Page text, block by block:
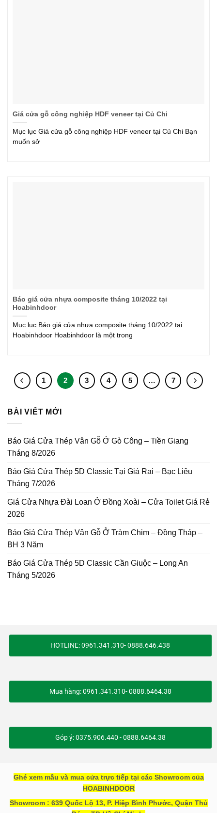
Giá cửa gỗ công nghiệp HDF veneer tại Củ Chi
Mục lục Giá cửa gỗ công nghiệp HDF veneer tại Củ Chi Bạn
muốn sở
Báo giá cửa nhựa composite tháng 10/2022 tại
Hoabinhdoor
Mục lục Báo giá cửa nhựa composite tháng 10/2022 tại
Hoabinhdoor Hoabinhdoor là một trong
1 2 3 4 5 … 7
BÀI VIẾT MỚI
Báo Giá Cửa Thép Vân Gỗ Ở Gò Công – Tiền Giang
Tháng 8/2026
Báo Giá Cửa Thép 5D Classic Tại Giá Rai – Bạc Liêu
Tháng 7/2026
Giá Cửa Nhựa Đài Loan Ở Đồng Xoài – Cửa Toilet Giá Rẻ
2026
Báo Giá Cửa Thép Vân Gỗ Ở Tràm Chim – Đồng Tháp –
BH 3 Năm
Báo Giá Cửa Thép 5D Classic Cần Giuộc – Long An
Tháng 5/2026
HOTLINE: 0961.341.310- 0888.646.438
Mua hàng: 0961.341.310- 0888.6464.38
Góp ý: 0375.906.440 - 0888.6464.38
Ghé xem mẫu và mua cửa trực tiếp tại các Showroom của
HOABINHDOOR
Showroom : 639 Quốc Lộ 13, P. Hiệp Bình Phước, Quận Thủ